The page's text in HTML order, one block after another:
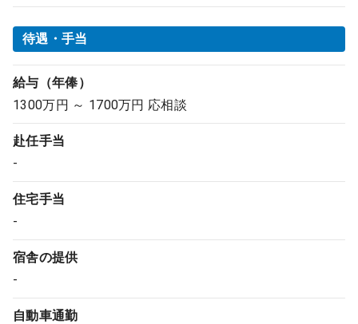
待遇・手当
給与（年俸）
1300万円 ～ 1700万円 応相談
赴任手当
-
住宅手当
-
宿舎の提供
-
自動車通勤